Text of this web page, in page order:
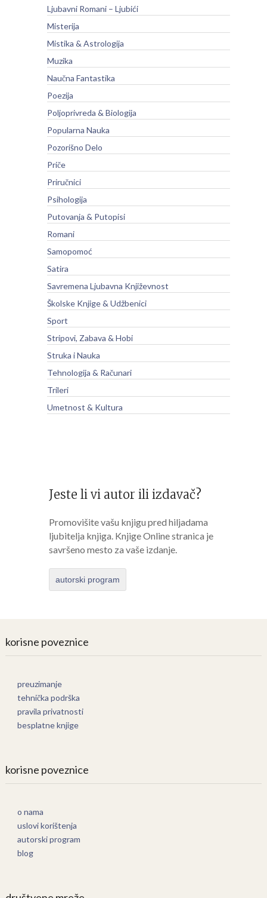
Ljubavni Romani – Ljubići
Misterija
Mistika & Astrologija
Muzika
Naučna Fantastika
Poezija
Poljoprivreda & Biologija
Popularna Nauka
Pozorišno Delo
Priče
Priručnici
Psihologija
Putovanja & Putopisi
Romani
Samopomoć
Satira
Savremena Ljubavna Književnost
Školske Knjige & Udžbenici
Sport
Stripovi, Zabava & Hobi
Struka i Nauka
Tehnologija & Računari
Trileri
Umetnost & Kultura
Jeste li vi autor ili izdavač?
Promovišite vašu knjigu pred hiljadama
ljubitelja knjiga. Knjige Online stranica je
savršeno mesto za vaše izdanje.
autorski program
korisne poveznice
preuzimanje
tehnička podrška
pravila privatnosti
besplatne knjige
korisne poveznice
o nama
uslovi korištenja
autorski program
blog